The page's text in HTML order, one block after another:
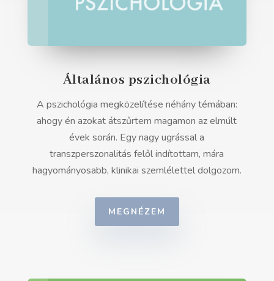
Általános pszichológia
A pszichológia megközelítése néhány témában:
ahogy én azokat átszűrtem magamon az elmúlt
évek során. Egy nagy ugrással a
transzperszonalitás felől indítottam, mára
hagyományosabb, klinikai szemlélettel dolgozom.
MEGNÉZEM